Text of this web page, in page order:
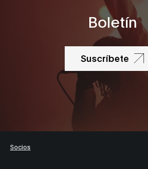
Boletín
Suscríbete
Socios